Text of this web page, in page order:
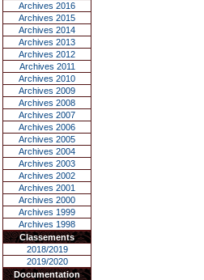
Archives 2016
Archives 2015
Archives 2014
Archives 2013
Archives 2012
Archives 2011
Archives 2010
Archives 2009
Archives 2008
Archives 2007
Archives 2006
Archives 2005
Archives 2004
Archives 2003
Archives 2002
Archives 2001
Archives 2000
Archives 1999
Archives 1998
Classements
2018/2019
2019/2020
Documentation